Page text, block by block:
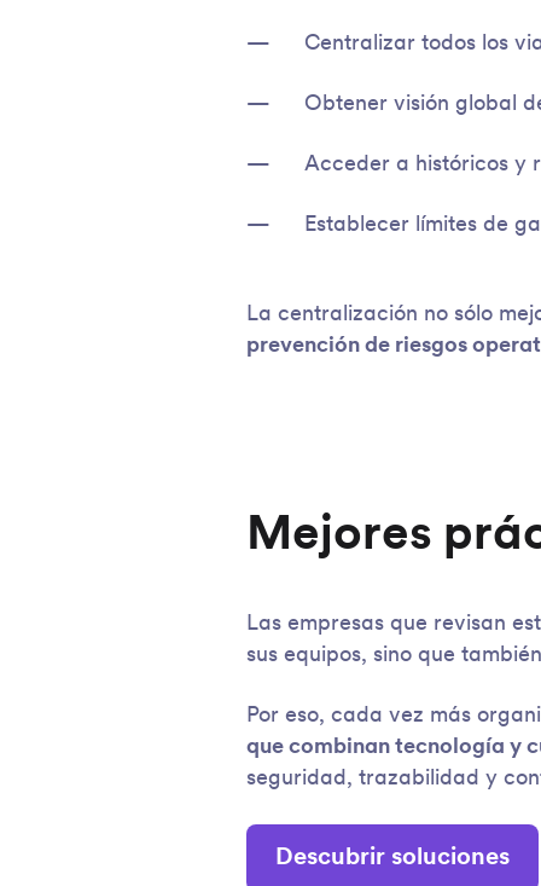
Centralizar todos los
Obtener visión global
Acceder a históricos y
Establecer límites de
La centralización no sólo
prevención de riesgos
Mejores
Las empresas que revisan
sus equipos, sino que
Por eso, cada vez más
que combinan tecnología y
seguridad, trazabilidad y
Descubrir soluciones